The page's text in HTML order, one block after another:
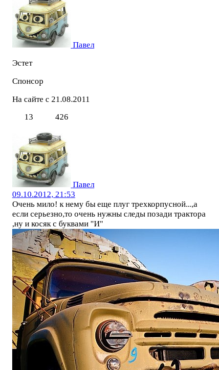
Павел
Эстет
Спонсор
На сайте с 21.08.2011
13
426
Павел
09.10.2012, 21:53
Очень мило! к нему бы еще плуг трехкорпусной...,а
если серьезно,то очень нужны следы позади трактора
,ну и косяк с буквами "И"